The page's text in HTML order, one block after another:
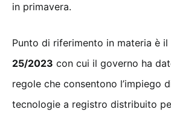
in primavera.
Punto di riferimento in materia è il
25/2023 con cui il governo ha
regole che consentono l’impiego
tecnologie a registro distribuito